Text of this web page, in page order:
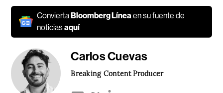
ConviertaBloomberg Línea en su fuente de
noticiasaquí
Carlos Cuevas
Breaking Content Producer